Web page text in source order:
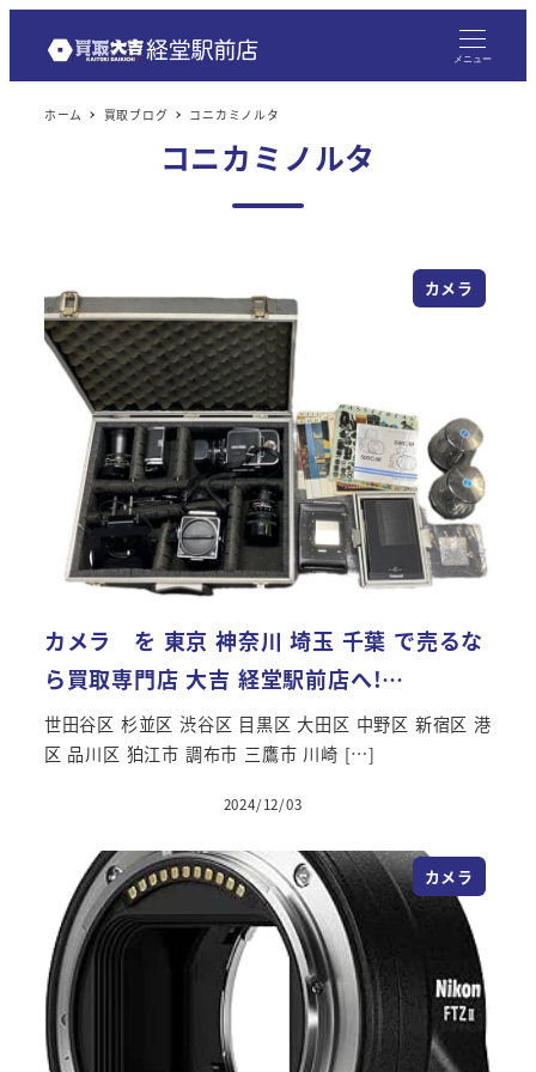
メニュー
ホーム 買取ブログ コニカミノルタ
コニカミノルタ
カメラ
カメラ を 東京 神奈川 埼玉 千葉 で売るな
ら買取専門店 大吉 経堂駅前店へ!…
世田谷区 杉並区 渋谷区 目黒区 大田区 中野区 新宿区 港
区 品川区 狛江市 調布市 三鷹市 川崎 […]
2024/12/03
カメラ